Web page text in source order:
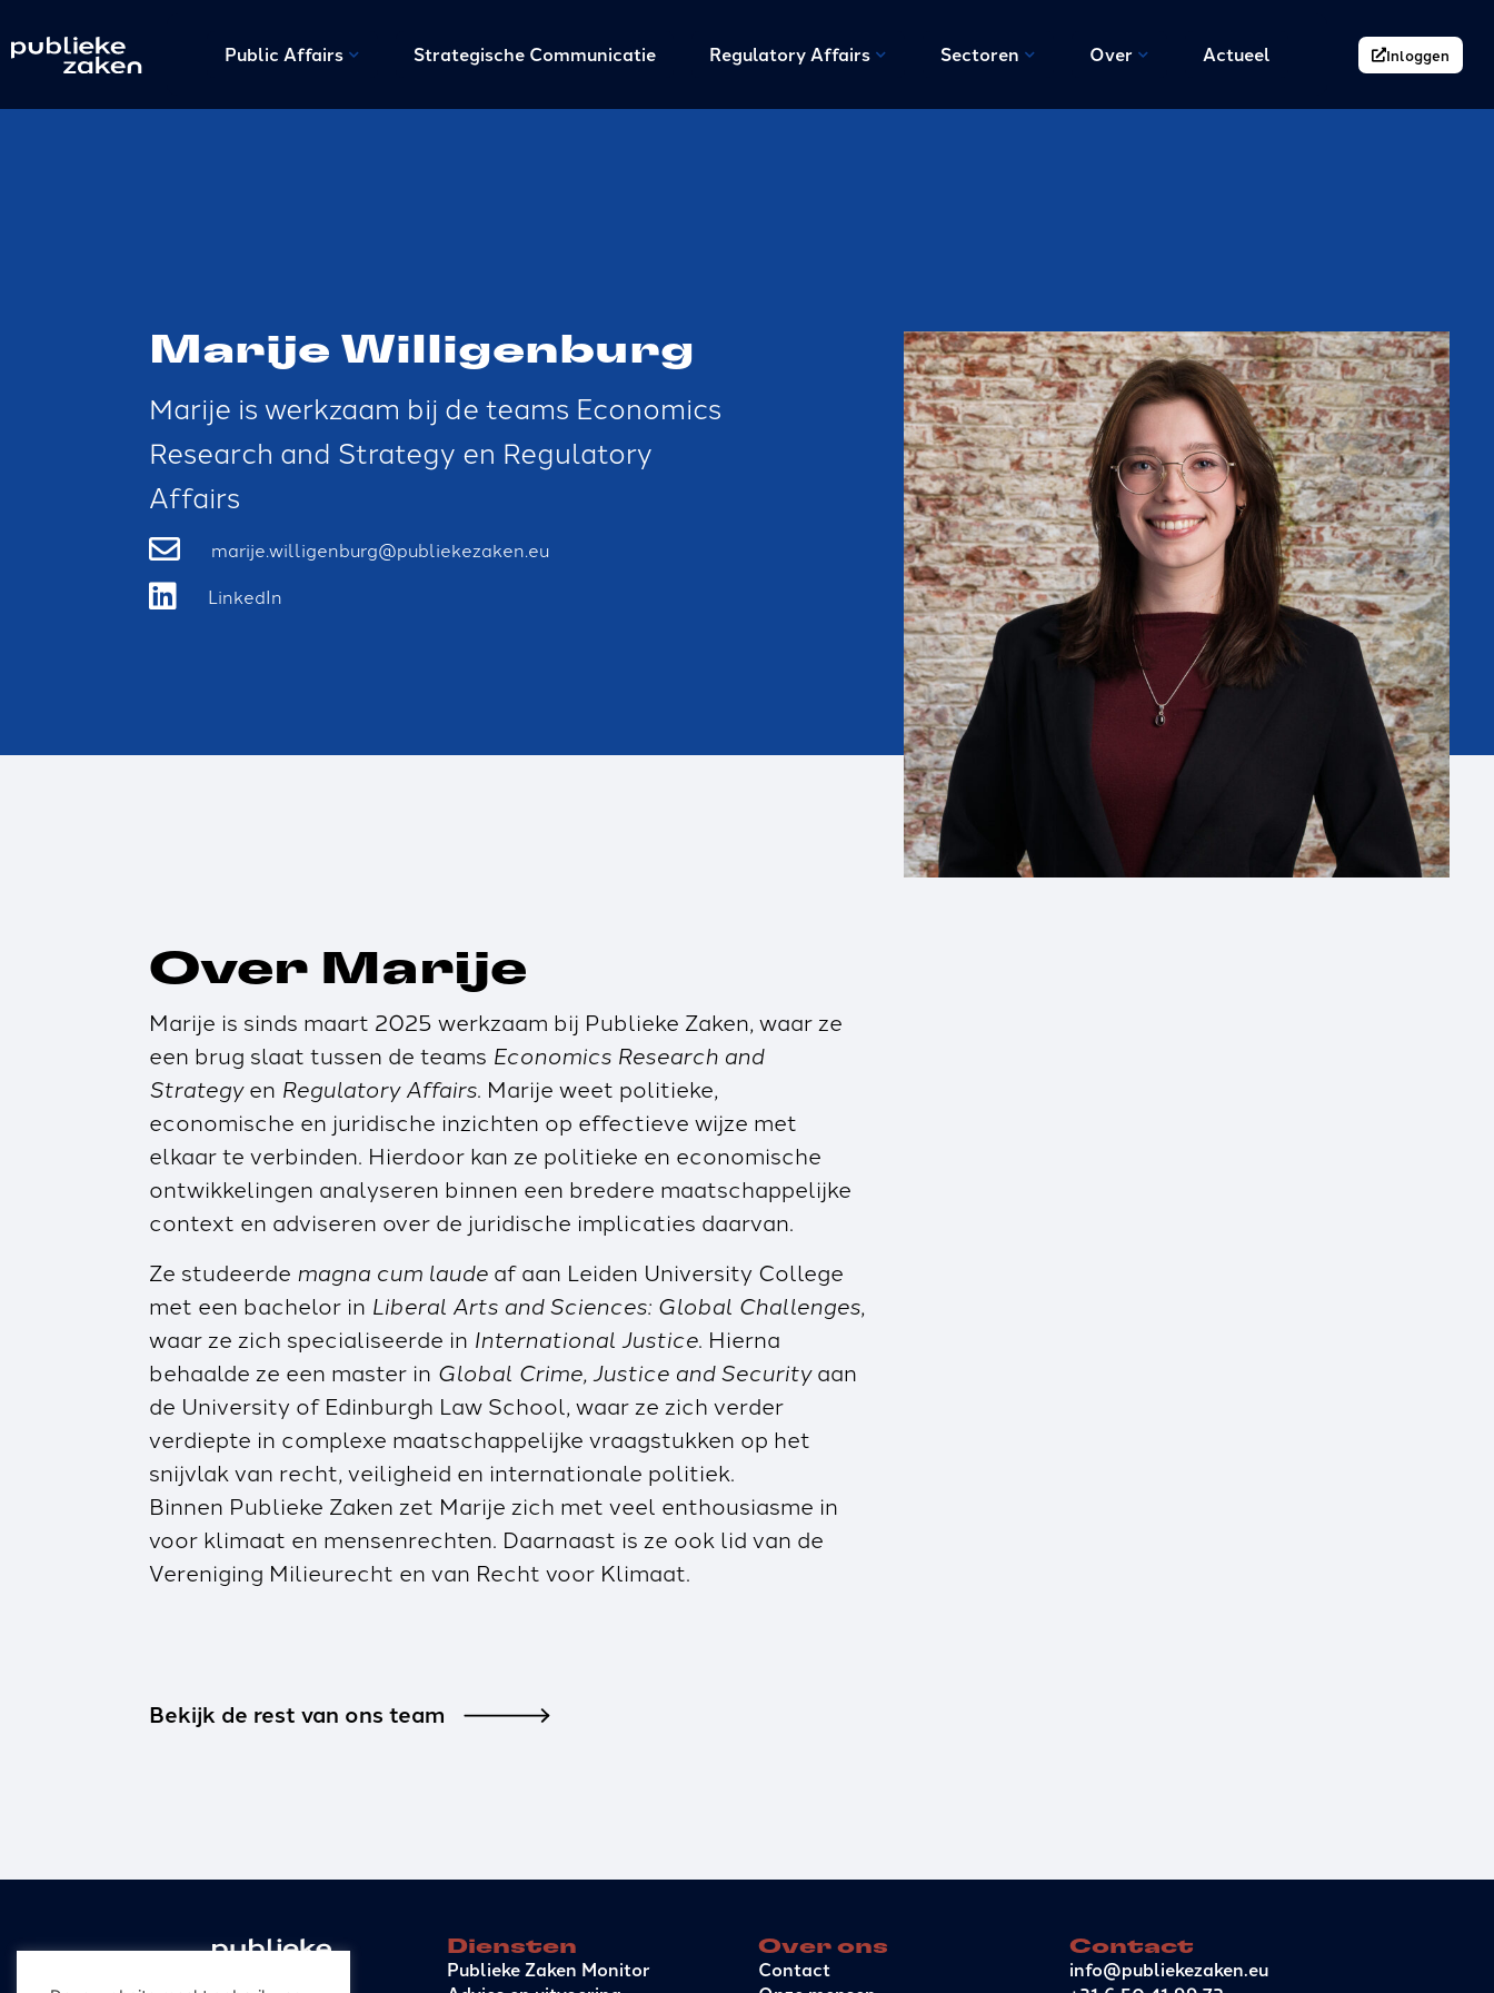
Public Affairs Strategische Communicatie Regulatory Affairs Sectoren Over Actueel Inloggen
Marije Willigenburg
Marije is werkzaam bij de teams Economics
Research and Strategy en Regulatory
Affairs
marije.willigenburg@publiekezaken.eu
LinkedIn
Over Marije
Marije is sinds maart 2025 werkzaam bij Publieke Zaken, waar ze
een brug slaat tussen de teams Economics Research and
Strategyen Regulatory Affairs. Marije weet politieke,
economische en juridische inzichten op effectieve wijze met
elkaar te verbinden. Hierdoor kan ze politieke en economische
ontwikkelingen analyseren binnen een bredere maatschappelijke
context en adviseren over de juridische implicaties daarvan.
Ze studeerde magna cum laude af aan Leiden University College
met een bachelor in Liberal Arts and Sciences: Global Challenges
waar ze zich specialiseerde in International Justice . Hierna
behaalde ze een master in Global Crime, Justice and Securityaan
de University of Edinburgh Law School, waar ze zich verder
verdiepte in complexe maatschappelijke vraagstukken op het
snijvlak van recht, veiligheid en internationale politiek.
Binnen Publieke Zaken zet Marije zich met veel enthousiasme in
voor klimaat en mensenrechten. Daarnaast is ze ook lid van de
Vereniging Milieurecht en van Recht voor Klimaat.
Bekijk de rest van ons team
Diensten
Publieke Zaken Monitor
Over ons
Contact
Contact
info@publiekezaken.eu